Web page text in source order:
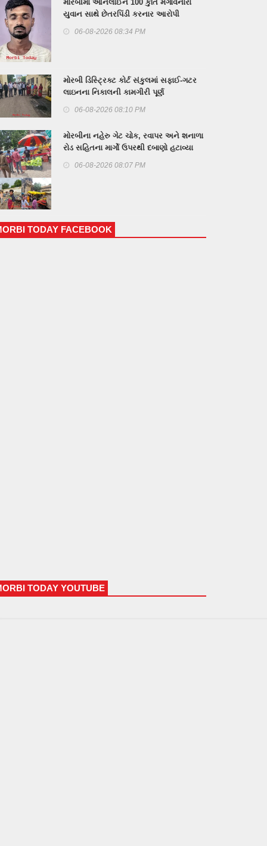
મોરબીમાં ઓનલાઈન 100 કુર્તિ મંગાવનારા
યુવાન સાથે છેતરપિંડી કરનાર આરોપી
06-08-2026 08:34 PM
મોરબી ડિસ્ટ્રિક્ટ કોર્ટ સંકુલમાં સફાઈ-ગટર
લાઇનના નિકાલની કામગીરી પૂર્ણ
06-08-2026 08:10 PM
મોરબીના નહેરુ ગેટ ચોક, રવાપર અને શનાળા
રોડ સહિતના માર્ગો ઉપરથી દબાણો હટાવ્યા
06-08-2026 08:07 PM
TODAY FACEBOOK
TODAY YOUTUBE